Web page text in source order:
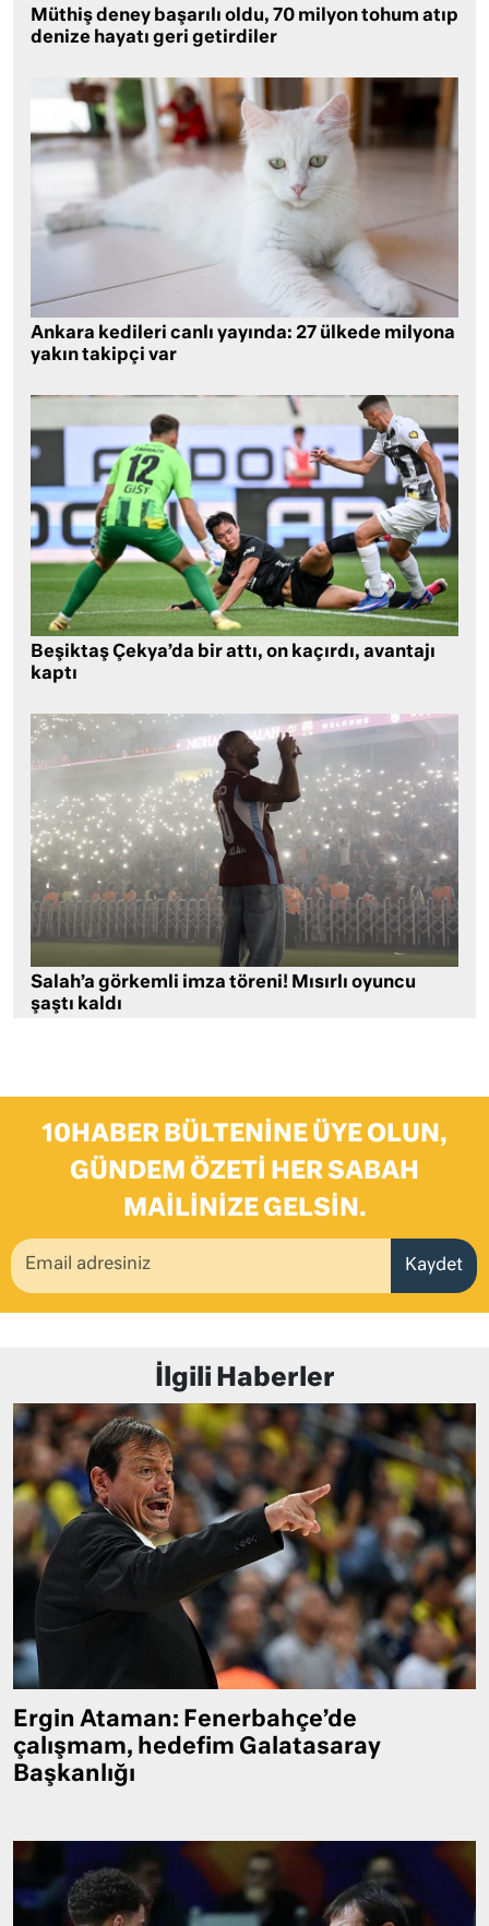
Müthiş deney başarılı oldu, 70 milyon tohum atıp
denize hayatı geri getirdiler
Ankara kedileri canlı yayında: 27 ülkede milyona
yakın takipçi var
Beşiktaş Çekya’da bir attı, on kaçırdı, avantajı
kaptı
Salah’a görkemli imza töreni! Mısırlı oyuncu
şaştı kaldı
10HABER BÜLTENINE ÜYE OLUN,
GÜNDEM ÖZETI HER SABAH
MAILINIZE GELSIN.
Kaydet
İlgili Haberler
Ergin Ataman: Fenerbahçe’de
çalışmam, hedefim Galatasaray
Başkanlığı